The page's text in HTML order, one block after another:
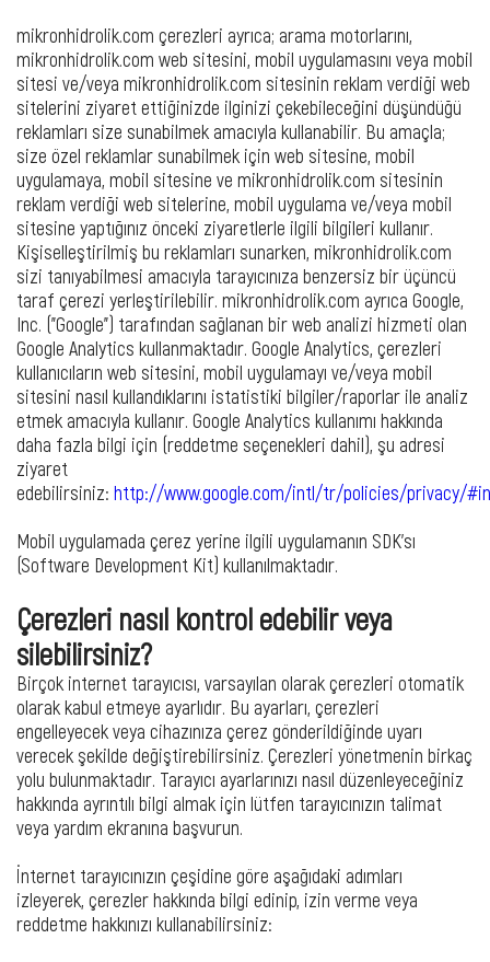
mikronhidrolik.com çerezleri ayrıca; arama motorlarını,
mikronhidrolik.com web sitesini, mobil uygulamasını veya mobil
sitesi ve/veya mikronhidrolik.com sitesinin reklam verdiği web
sitelerini ziyaret ettiğinizde ilginizi çekebileceğini düşündüğü
reklamları size sunabilmek amacıyla kullanabilir. Bu amaçla;
size özel reklamlar sunabilmek için web sitesine, mobil
uygulamaya, mobil sitesine ve mikronhidrolik.com sitesinin
reklam verdiği web sitelerine, mobil uygulama ve/veya mobil
sitesine yaptığınız önceki ziyaretlerle ilgili bilgileri kullanır.
Kişiselleştirilmiş bu reklamları sunarken, mikronhidrolik.com
sizi tanıyabilmesi amacıyla tarayıcınıza benzersiz bir üçüncü
taraf çerezi yerleştirilebilir. mikronhidrolik.com ayrıca Google,
Inc. ("Google") tarafından sağlanan bir web analizi hizmeti olan
Google Analytics kullanmaktadır. Google Analytics, çerezleri
kullanıcıların web sitesini, mobil uygulamayı ve/veya mobil
sitesini nasıl kullandıklarını istatistiki bilgiler/raporlar ile analiz
etmek amacıyla kullanır. Google Analytics kullanımı hakkında
daha fazla bilgi için (reddetme seçenekleri dahil), şu adresi
ziyaret
edebilirsiniz: http://www.google.com/intl/tr/policies/privacy/
Mobil uygulamada çerez yerine ilgili uygulamanın SDK'sı
(Software Development Kit) kullanılmaktadır.
Çerezleri nasıl kontrol edebilir veya
silebilirsiniz?
Birçok internet tarayıcısı, varsayılan olarak çerezleri otomatik
olarak kabul etmeye ayarlıdır. Bu ayarları, çerezleri
engelleyecek veya cihazınıza çerez gönderildiğinde uyarı
verecek şekilde değiştirebilirsiniz. Çerezleri yönetmenin birkaç
yolu bulunmaktadır. Tarayıcı ayarlarınızı nasıl düzenleyeceğiniz
hakkında ayrıntılı bilgi almak için lütfen tarayıcınızın talimat
veya yardım ekranına başvurun.
İnternet tarayıcınızın çeşidine göre aşağıdaki adımları
izleyerek, çerezler hakkında bilgi edinip, izin verme veya
reddetme hakkınızı kullanabilirsiniz: